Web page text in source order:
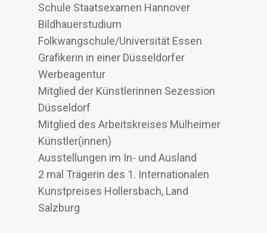
Schule Staatsexamen Hannover
Bildhauerstudium
Folkwangschule/Universität Essen
Grafikerin in einer Düsseldorfer
Werbeagentur
Mitglied der Künstlerinnen Sezession
Düsseldorf
Mitglied des Arbeitskreises Mülheimer
Künstler(innen)
Ausstellungen im In- und Ausland
2 mal Trägerin des 1. Internationalen
Kunstpreises Hollersbach, Land
Salzburg